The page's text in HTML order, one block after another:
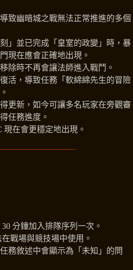
致幽暗城之戰無法正常推進的多個
」並已完成「皇室的政變」時，暴
現在應會正確地出現。
除時不再會讓法師進入戰鬥。
活，導致任務「軟綿綿先生的冒險
更新，如今可讓多名玩家在旁觀審
任務進度。
現在會更穩定地出現。
分鐘加入排隊序列一次。
戰場與競技場中使用。
務敘述中會顯示為「未知」的問